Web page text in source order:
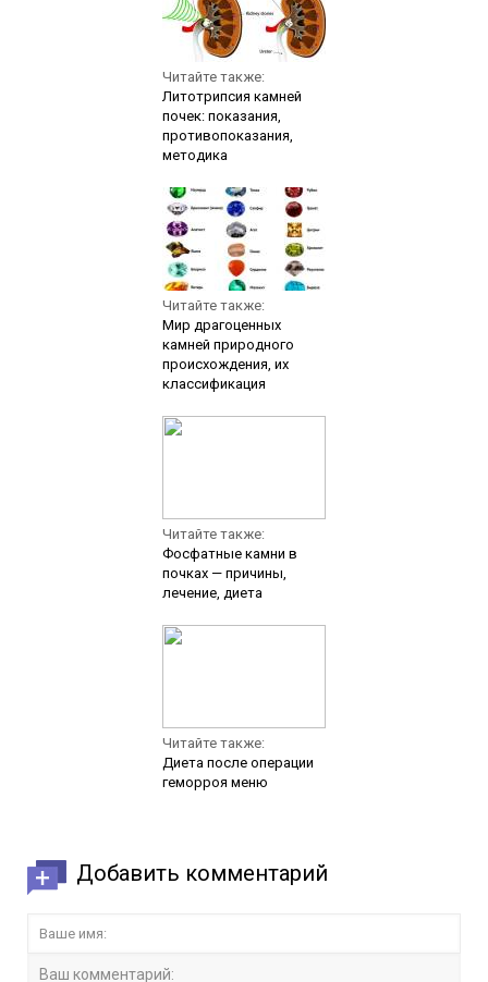
Читайте также:
Литотрипсия камней
почек: показания,
противопоказания,
методика
Читайте также:
Мир драгоценных
камней природного
происхождения, их
классификация
Читайте также:
Фосфатные камни в
почках — причины,
лечение, диета
Читайте также:
Диета после операции
геморроя меню
Добавить комментарий